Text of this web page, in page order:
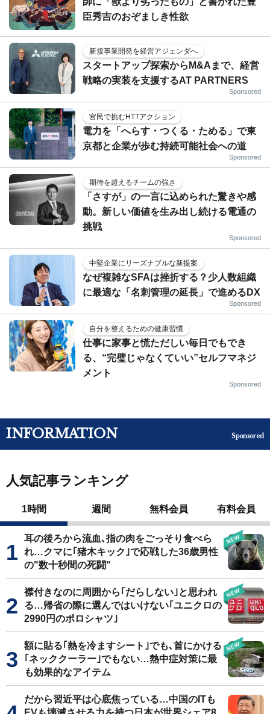
臣秀吉のおぞましき性欲
新規事業開発を経営アジェンダへ
スタートアップ探索からM&Aまで、経営
戦略の実装を支援するAT PARTNERS
Sponsored
官民で挑むHTTアクション
電力を「へらす・つくる・ためる」で東
京都と企業が歩む持続可能社会への道
Sponsored
期待を超えるチームの強さ
「さすが」の一言に込められた驚きや感
動。新しい価値を生み出し続ける電通の
挑戦
Sponsored
中堅企業にリーズナブルな新提案
なぜ複雑なSFAは挫折する？少人数組織
に最適な「名刺管理の延長」で進めるDX
Sponsored
自分を整えるための健康習慣
仕事に家事と慌ただしい毎日でもでき
る、“完璧じゃなくていい”セルフマネジ
メント
Sponsored
INFORMATION Sponsored
人気記事ランキング
1時間 週間 無料会員 有料会員
耳の後ろから流血､指の肉をごっそり食べら
れ…クマに｢猪木キック｣で応戦した36歳男性
の"数十秒間の死闘"
襟付きなのに周囲から｢だらしない｣と思われ
る…帰省の際に選んではいけない｢ユニクロの
2990円のポロシャツ｣
額に貼る｢熱を冷ますシート｣でも､首にかける
｢ネッククーラー｣でもない…熱中症対策に最
も効果的なアイテム
だから習近平は心底焦っている…中国のITも